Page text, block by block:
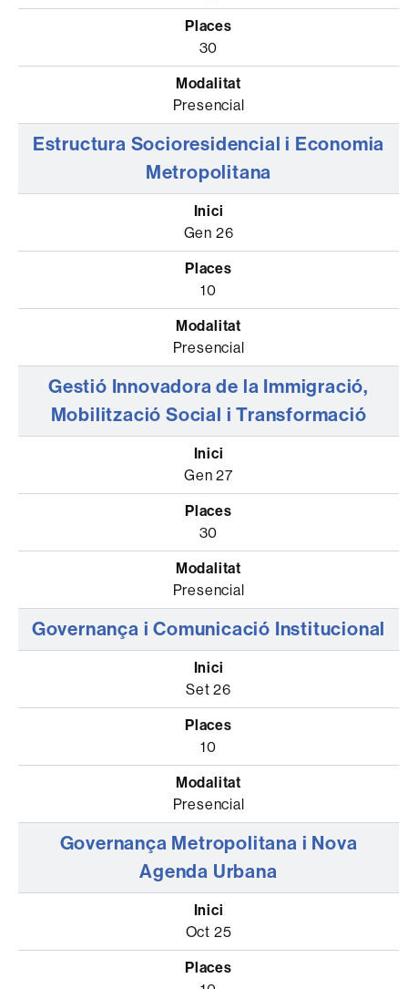
30
Presencial
Estructura Socioresidencial i Economia
Metropolitana
Gen 26
10
Presencial
Gestió Innovadora de la Immigració,
Mobilització Social i Transformació
Gen 27
30
Presencial
Governança i Comunicació Institucional
Set 26
10
Presencial
Governança Metropolitana i Nova
Agenda Urbana
Oct 25